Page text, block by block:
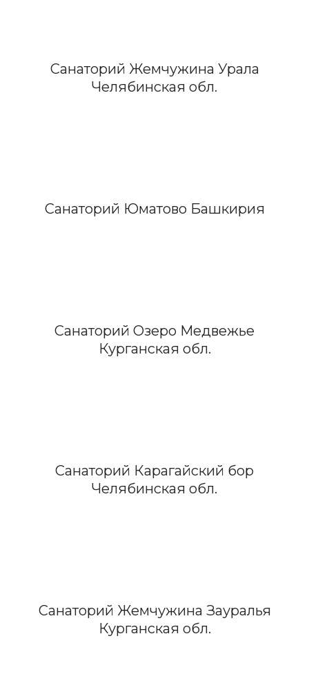
Санаторий Жемчужина Урала
Челябинская обл.
Санаторий Юматово Башкирия
Санаторий Озеро Медвежье
Курганская обл.
Санаторий Карагайский бор
Челябинская обл.
Санаторий Жемчужина Зауралья
Курганская обл.